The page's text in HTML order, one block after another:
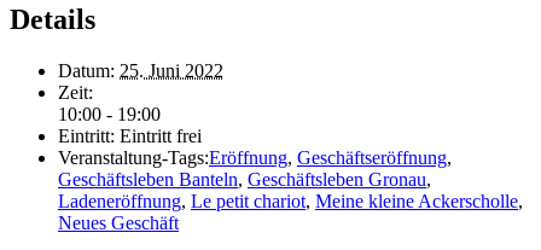
Details
Datum: 25. Juni 2022
Zeit:
10:00 - 19:00
Eintritt: Eintritt frei
Veranstaltung-Tags:Eröffnung, Geschäftseröffnung,
Geschäftsleben Banteln, Geschäftsleben Gronau,
Ladeneröffnung, Le petit chariot, Meine kleine Ackerscholle,
Neues Geschäft